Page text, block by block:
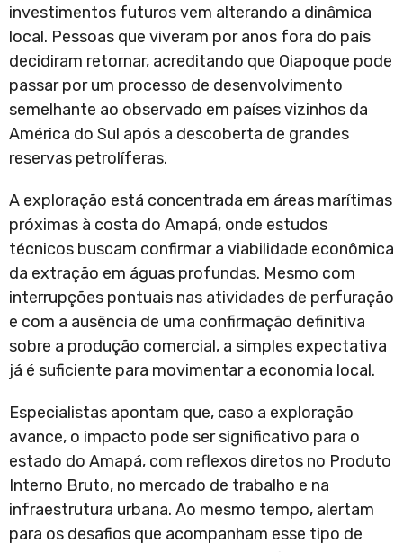
investimentos futuros vem alterando a dinâmica
local. Pessoas que viveram por anos fora do país
decidiram retornar, acreditando que Oiapoque pode
passar por um processo de desenvolvimento
semelhante ao observado em países vizinhos da
América do Sul após a descoberta de grandes
reservas petrolíferas.
A exploração está concentrada em áreas marítimas
próximas à costa do Amapá, onde estudos
técnicos buscam confirmar a viabilidade econômica
da extração em águas profundas. Mesmo com
interrupções pontuais nas atividades de perfuração
e com a ausência de uma confirmação definitiva
sobre a produção comercial, a simples expectativa
já é suficiente para movimentar a economia local.
Especialistas apontam que, caso a exploração
avance, o impacto pode ser significativo para o
estado do Amapá, com reflexos diretos no Produto
Interno Bruto, no mercado de trabalho e na
infraestrutura urbana. Ao mesmo tempo, alertam
para os desafios que acompanham esse tipo de